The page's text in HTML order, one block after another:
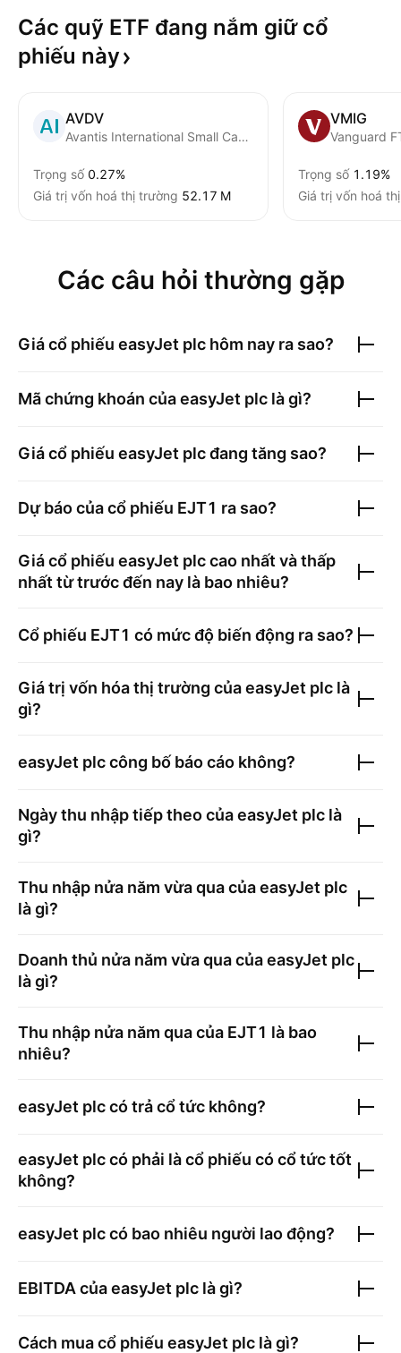
Các quỹ ETF đang nắm giữ cổ
phiếu này
AVDV
Avantis International Small Cap Value ETF
Trọng số 0.27%
Giá trị vốn hoá thị trường ‪52.17 M‬
VMIG
Vanguard
Trọng số 1.19%
Giá trị vốn hoá
Các câu hỏi thường gặp
Giá cổ phiếu easyJet plc hôm nay ra sao?
Mã chứng khoán củaeasyJet plc là gì?
Giá cổ phiếu easyJet plcđang tăng sao?
Dự báo của cổ phiếu EJT1 ra sao?
Giá cổ phiếu easyJet plccao nhất và thấp
nhất từ trước đến nay là bao nhiêu?
Cổ phiếu EJT1 có mức độ biến động ra sao?
Giá trị vốn hóa thị trường củaeasyJet plc là
gì?
easyJet plccông bố báo cáo không?
Ngày thu nhập tiếp theo củaeasyJet plc là
gì?
Thu nhập nửa năm vừa qua củaeasyJet plc
là gì?
Doanh thủ nửa năm vừa qua củaeasyJet plc
là gì?
Thu nhập nửa năm qua của EJT1 là bao
nhiêu?
easyJet plccó trả cổ tức không?
easyJet plccó phải là cổ phiếu có cổ tức tốt
không?
easyJet plccó bao nhiêu người lao động?
EBITDA củaeasyJet plc là gì?
Cách mua cổ phiếu easyJet plc là gì?